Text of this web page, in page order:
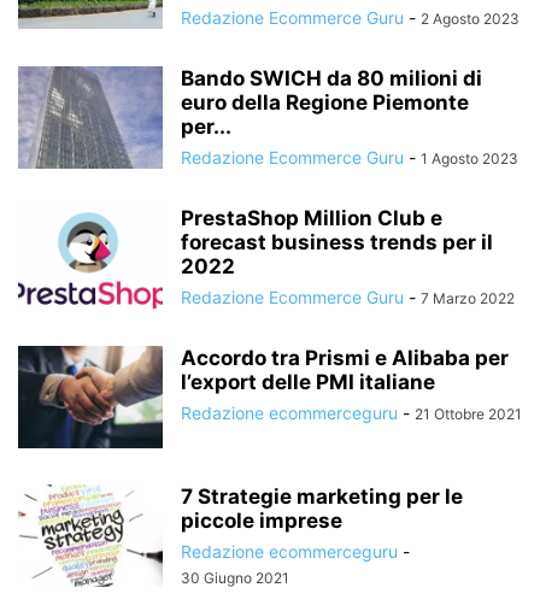
Redazione Ecommerce Guru - 2 Agosto 2023
Bando SWICH da 80 milioni di
euro della Regione Piemonte
per...
Redazione Ecommerce Guru - 1 Agosto 2023
PrestaShop Million Club e
forecast business trends per il
2022
Redazione Ecommerce Guru - 7 Marzo 2022
Accordo tra Prismi e Alibaba per
l’export delle PMI italiane
Redazione ecommerceguru - 21 Ottobre 2021
7 Strategie marketing per le
piccole imprese
Redazione ecommerceguru -
30 Giugno 2021